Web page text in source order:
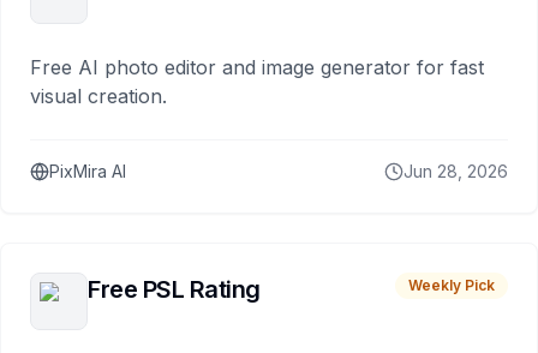
Free AI photo editor and image generator for fast
visual creation.
PixMira AI Jun 28, 2026
Free PSL Rating Weekly Pick